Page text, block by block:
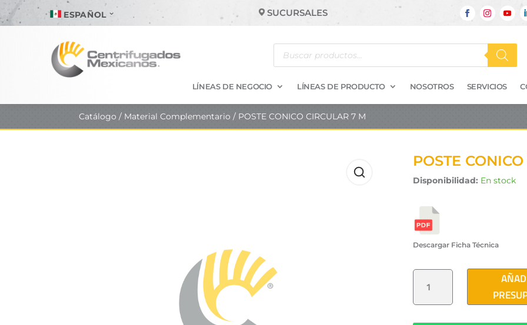
ESPAÑOL SUCURSALES
Búsqueda
productos
LÍNEAS DE NEGOCIO LÍNEAS DE PRODUCTO NOSOTROS SERVICIOS
Catálogo / Material Complementario / POSTE CONICO CIRCULAR 7 M
POSTE
Disponibilidad: En stock
Descargar Ficha Técnica
POSTE
CIRCULAR
M